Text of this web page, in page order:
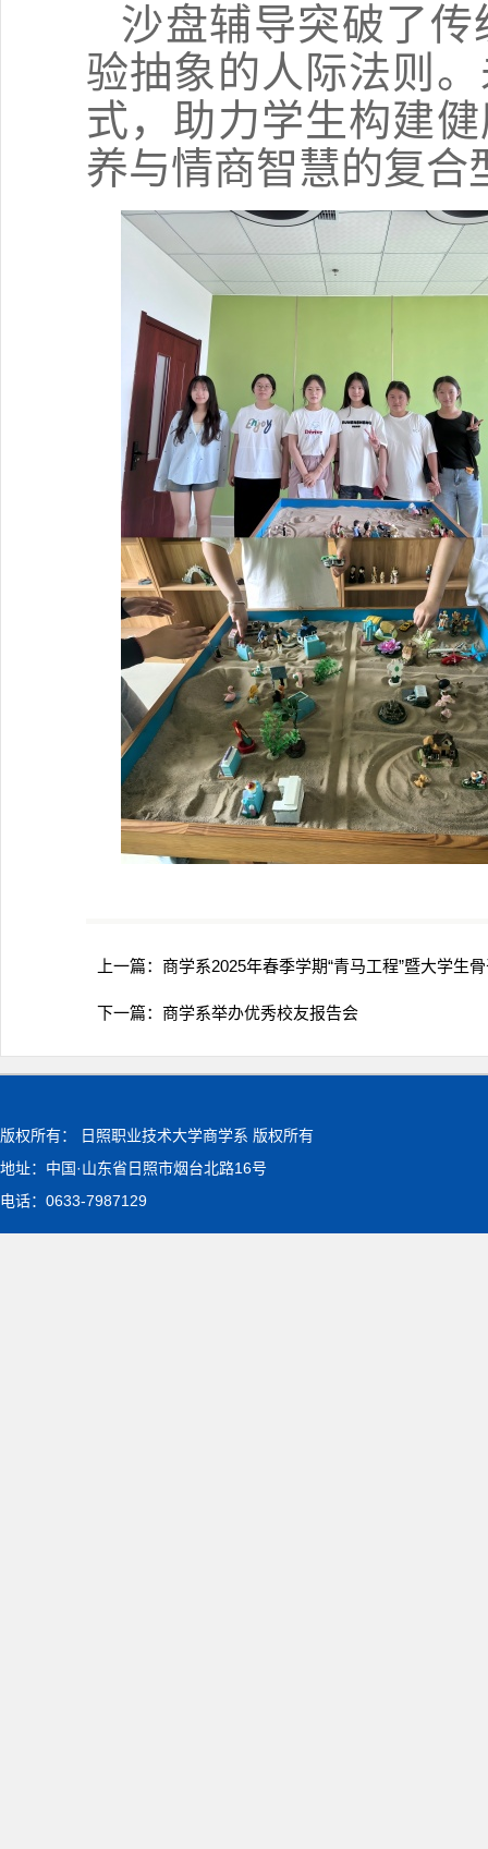
沙盘辅导突破了
验抽象的人际法则
式，助力学生构建
养与情商智慧的复合
上一篇： 商学系2025年春季学期“青马工程”暨大学生
下一篇： 商学系举办优秀校友报告会
版权所有： 日照职业技术大学商学系 版权所有
地址：中国·山东省日照市烟台北路16号
电话：0633-7987129